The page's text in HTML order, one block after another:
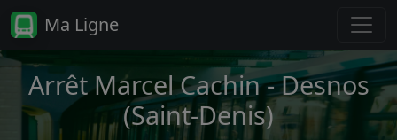
Ma Ligne
Arrêt Marcel Cachin - Desnos
(Saint-Denis)